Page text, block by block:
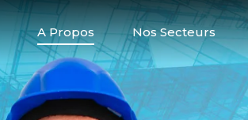
A Propos Nos Secteurs